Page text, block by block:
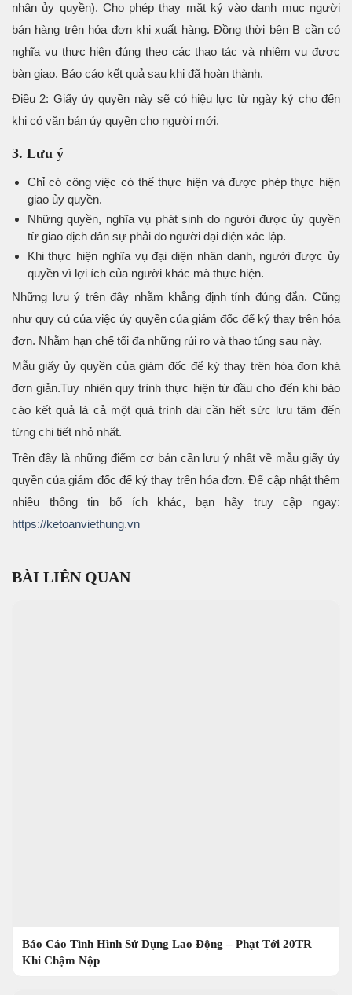
nhận ủy quyền). Cho phép thay mặt ký vào danh mục người
bán hàng trên hóa đơn khi xuất hàng. Đồng thời bên B cần có
nghĩa vụ thực hiện đúng theo các thao tác và nhiệm vụ được
bàn giao. Báo cáo kết quả sau khi đã hoàn thành.
Điều 2: Giấy ủy quyền này sẽ có hiệu lực từ ngày ký cho đến
khi có văn bản ủy quyền cho người mới.
3. Lưu ý
Chỉ có công việc có thể thực hiện và được phép thực hiện
giao ủy quyền.
Những quyền, nghĩa vụ phát sinh do người được ủy quyền
từ giao dịch dân sự phải do người đại diện xác lập.
Khi thực hiện nghĩa vụ đại diện nhân danh, người được ủy
quyền vì lợi ích của người khác mà thực hiện.
Những lưu ý trên đây nhằm khẳng định tính đúng đắn. Cũng
như quy củ của việc ủy quyền của giám đốc để ký thay trên hóa
đơn. Nhằm hạn chế tối đa những rủi ro và thao túng sau này.
Mẫu giấy ủy quyền của giám đốc để ký thay trên hóa đơn khá
đơn giản.Tuy nhiên quy trình thực hiện từ đầu cho đến khi báo
cáo kết quả là cả một quá trình dài cần hết sức lưu tâm đến
từng chi tiết nhỏ nhất.
Trên đây là những điểm cơ bản cần lưu ý nhất về mẫu giấy ủy
quyền của giám đốc để ký thay trên hóa đơn. Để cập nhật thêm
nhiều thông tin bổ ích khác, bạn hãy truy cập ngay:
https://ketoanviethung.vn
BÀI LIÊN QUAN
Báo Cáo Tình Hình Sử Dụng Lao Động – Phạt Tới 20TR
Khi Chậm Nộp